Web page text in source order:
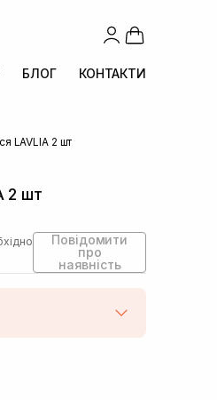
БЛОГ КОНТАКТИ
LAVLIA 2 шт
2 шт
Повідомити
про
наявність